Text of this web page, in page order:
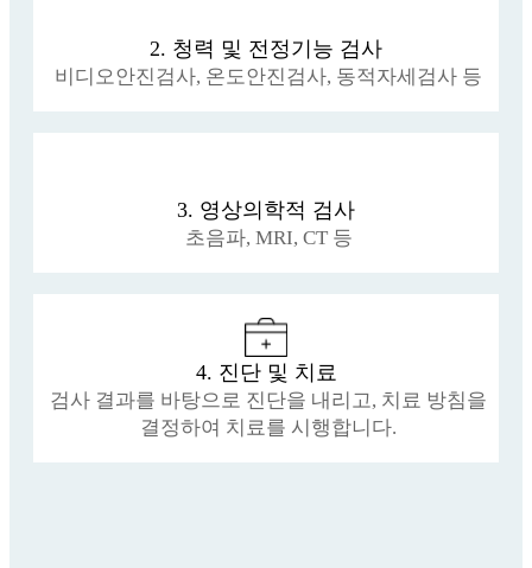
2. 청력 및 전정기능 검사
비디오안진검사, 온도안진검사, 동적자세검사 등
3. 영상의학적 검사
초음파, MRI, CT 등
4. 진단 및 치료
검사 결과를 바탕으로 진단을 내리고, 치료 방침을
결정하여 치료를 시행합니다.